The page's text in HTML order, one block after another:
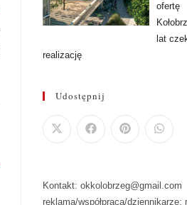
ofertę
lat
realizację
Udostępnij
Kontakt: okkolobrzeg@gmail.com
reklama/współpraca/dziennikarze: